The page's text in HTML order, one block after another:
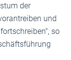
der
und
so